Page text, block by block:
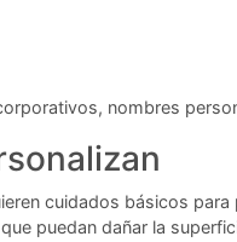
nombres
cuidados básicos
puedan dañar la